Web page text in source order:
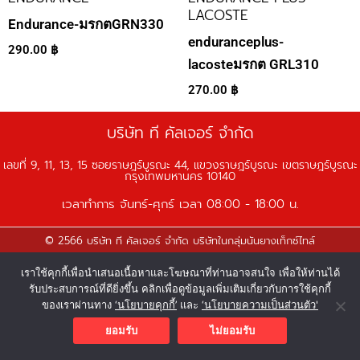
Endurance-มรกตGRN330
290.00 ฿
LACOSTE
enduranceplus-
lacosteมรกต GRL310
270.00 ฿
บริษัท ที คัลเจอร์ จำกัด
เลขที่ 9, 11, 13, 15 ซอยราษฎร์บูรณะ 44, แขวงราษฎร์บูรณะ เขตราษฎร์บูรณะ
กรุงเทพมหานคร 10140
เวลาทำการ จันทร์-ศุกร์ เวลา 08:00 - 18:00 น.
© 2566 บริษัท ที คัลเจอร์ จำกัด บริษัทในกลุ่มนันยางเท็กซ์ไทล์
F
a
c
e
b
Y
o
u
t
L
i
n
e
I
n
s
t
a
T
i
k
t
เราใช้คุกกี้เพื่อนำเสนอเนื้อหาและโฆษณาที่ท่านอาจสนใจ เพื่อให้ท่านได้
รับประสบการณ์ที่ดียิ่งขึ้น คลิกเพื่อดูข้อมูลเพิ่มเติมเกี่ยวกับการใช้คุกกี้
ของเราผ่านทาง ‘นโยบายคุกกี้’ และ ‘นโยบายความเป็นส่วนตัว'
ยอมรับ
ไม่ยอมรับ